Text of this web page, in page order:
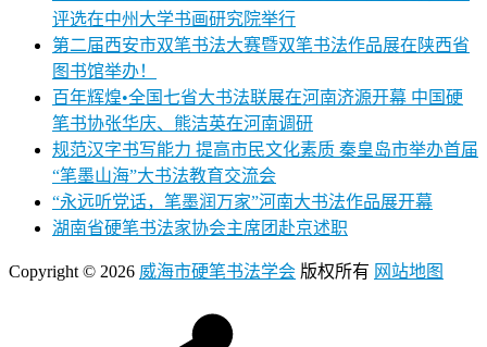
评选在中州大学书画研究院举行
第二届西安市双笔书法大赛暨双笔书法作品展在陕西省
图书馆举办！
百年辉煌•全国七省大书法联展在河南济源开幕 中国硬
笔书协张华庆、熊洁英在河南调研
规范汉字书写能力 提高市民文化素质 秦皇岛市举办首届
“笔墨山海”大书法教育交流会
“永远听党话，笔墨润万家”河南大书法作品展开幕
湖南省硬笔书法家协会主席团赴京述职
Copyright © 2026 威海市硬笔书法学会 版权所有 网站地图